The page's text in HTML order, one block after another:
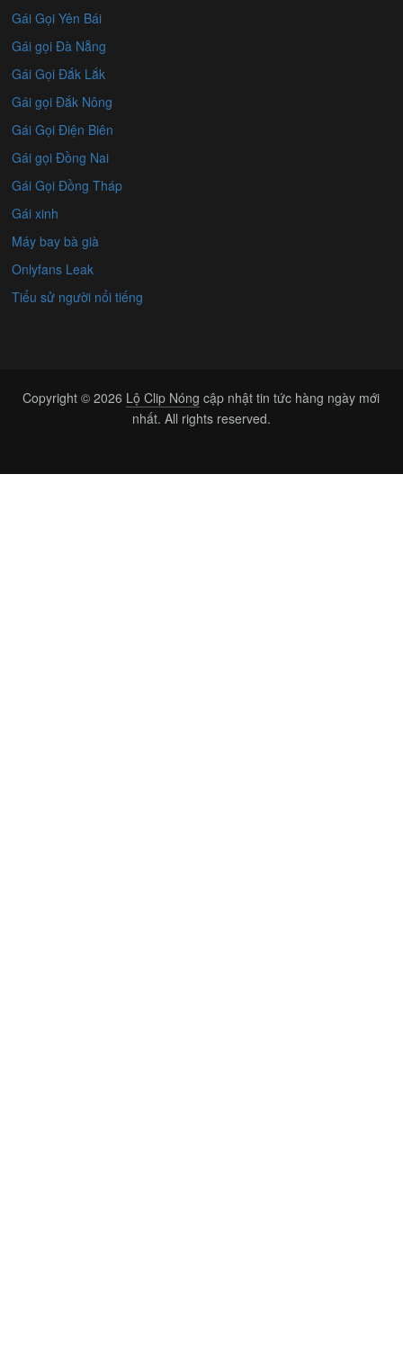
Gái Gọi Yên Bái
Gái gọi Đà Nẵng
Gái Gọi Đắk Lắk
Gái gọi Đắk Nông
Gái Gọi Điện Biên
Gái gọi Đồng Nai
Gái Gọi Đồng Tháp
Gái xinh
Máy bay bà già
Onlyfans Leak
Tiểu sử người nổi tiếng
Copyright © 2026 Lộ Clip Nóng cập nhật tin tức hàng ngày mới
nhất. All rights reserved.